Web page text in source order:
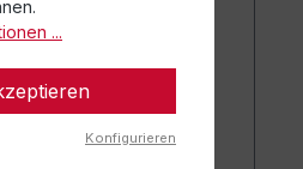
...
Konfigurieren